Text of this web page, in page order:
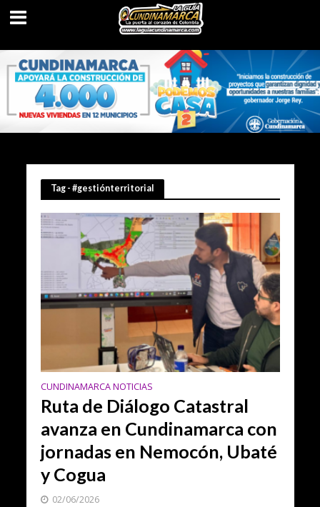
Tag - #gestiónterritorial
CUNDINAMARCA NOTICIAS
Ruta de Diálogo Catastral
avanza en Cundinamarca con
jornadas en Nemocón, Ubaté
y Cogua
02/06/2026